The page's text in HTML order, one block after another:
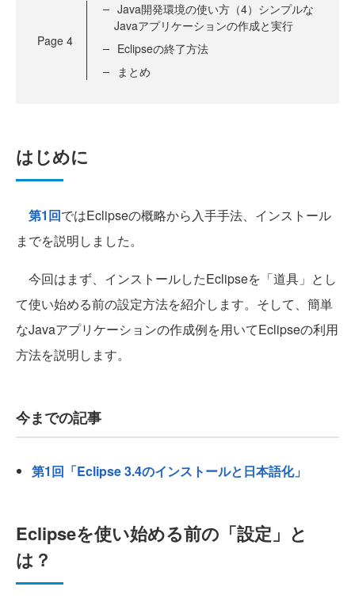
Page 4
Java開発環境の使い方（4）シンプルな
Javaアプリケーションの作成と実行
Eclipseの終了方法
まとめ
はじめに
第1回ではEclipseの概略から入手手法、インストール
までを説明しました。
今回はまず、インストールしたEclipseを「道具」とし
て使い始める前の設定方法を紹介します。そして、簡単
なJavaアプリケーションの作成例を用いてEclipseの利用
方法を説明します。
今までの記事
第1回「Eclipse 3.4のインストールと日本語化」
Eclipseを使い始める前の「設定」と
は？